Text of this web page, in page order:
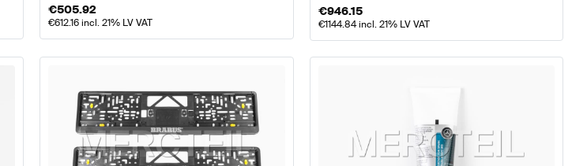
€505.92
€612.16incl. 21% LV VAT
€946.15
€1144.84incl. 21% LV VAT